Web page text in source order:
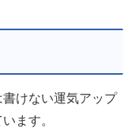
けない運気アップ
ます。